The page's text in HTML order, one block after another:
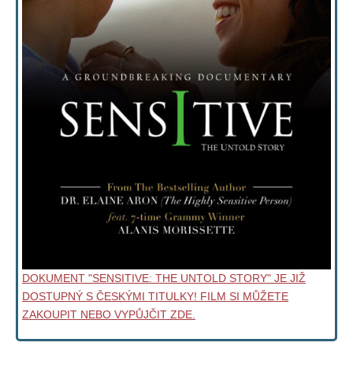
DOKUMENT "SENSITIVE: THE UNTOLD STORY" JE JIŽ
DOSTUPNÝ S ČESKÝMI TITULKY! FILM SI MŮŽETE
ZAKOUPIT NEBO VYPŮJČIT ZDE.